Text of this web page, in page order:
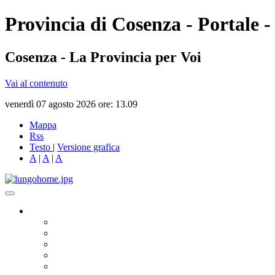
Provincia di Cosenza - Portale
Cosenza - La Provincia per Voi
Vai al contenuto
venerdì 07 agosto 2026 ore: 13.09
Mappa
Rss
Testo | Versione grafica
A | A | A